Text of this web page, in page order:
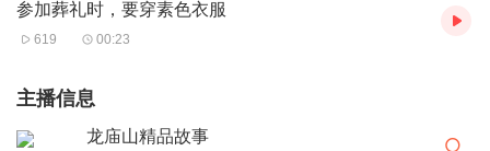
参加葬礼时，要穿素色衣服
619 00:23
主播信息
龙庙山精品故事